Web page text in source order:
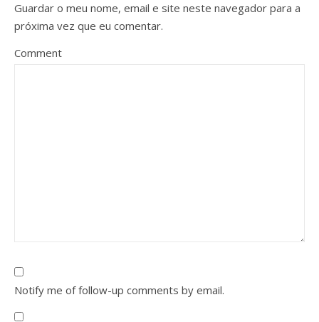
Guardar o meu nome, email e site neste navegador para a
próxima vez que eu comentar.
Comment
Notify me of follow-up comments by email.